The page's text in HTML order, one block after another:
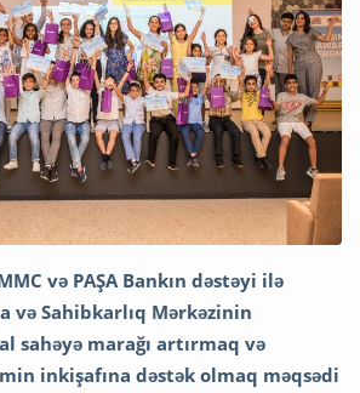
və PAŞA Bankın dəstəyi ilə
və Sahibkarlıq Mərkəzinin
sahəyə marağı artırmaq və
inkişafına dəstək olmaq məqsədi